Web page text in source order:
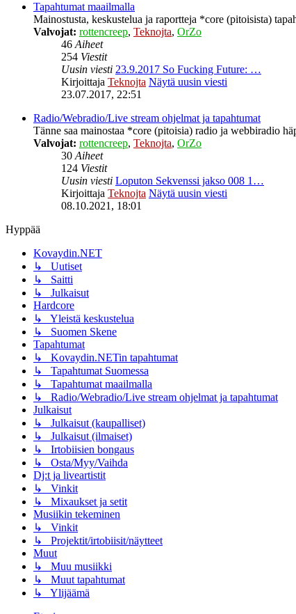
Tapahtumat maailmalla
Mainostusta, keskustelua ja raportteja *core (pitoisista)
Valvojat: rottencreep, Teknojta, OrZo
46 Aiheet
254 Viestit
Uusin viesti 23.9.2017 So Fucking Future: …
Kirjoittaja Teknojta Näytä uusin viesti
23.07.2017, 22:51
Radio/Webradio/Live stream ohjelmat ja tapahtumat
Tänne saa mainostaa *core (pitoisia) radio ja webbiradio
Valvojat: rottencreep, Teknojta, OrZo
30 Aiheet
124 Viestit
Uusin viesti Loputon Sekvenssi jakso 008 1…
Kirjoittaja Teknojta Näytä uusin viesti
08.10.2021, 18:01
Hyppää
Kovaydin.NET
↳ Uutiset
↳ Saitti
↳ Julkaisut
Hardcore
↳ Yleistä keskustelua
↳ Suomen Skene
Tapahtumat
↳ Kovaydin.NETin tapahtumat
↳ Tapahtumat Suomessa
↳ Tapahtumat maailmalla
↳ Radio/Webradio/Live stream ohjelmat ja tapahtumat
Julkaisut
↳ Julkaisut (kaupalliset)
↳ Julkaisut (ilmaiset)
↳ Irtobiisien bongaus
↳ Osta/Myy/Vaihda
Dj:t ja liveartistit
↳ Vinkit
↳ Mixaukset ja setit
Musiikin tekeminen
↳ Vinkit
↳ Projektit/irtobiisit/näytteet
Muut
↳ Muu musiikki
↳ Muut tapahtumat
↳ Ylijäämä